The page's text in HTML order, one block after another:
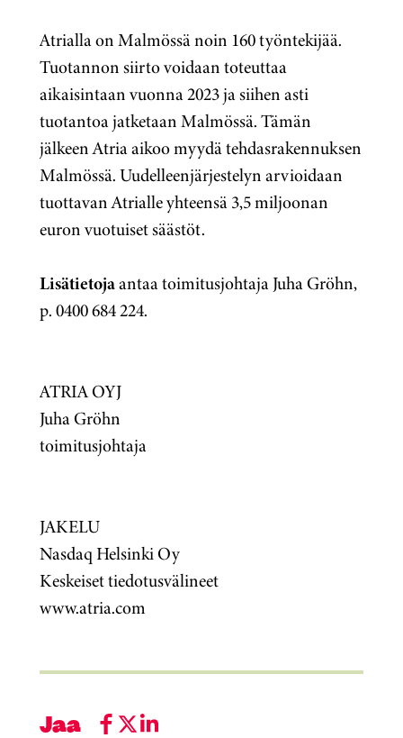
Atrialla on Malmössä noin 160 työntekijää.
Tuotannon siirto voidaan toteuttaa
aikaisintaan vuonna 2023 ja siihen asti
tuotantoa jatketaan Malmössä. Tämän
jälkeen Atria aikoo myydä tehdasrakennuksen
Malmössä. Uudelleenjärjestelyn arvioidaan
tuottavan Atrialle yhteensä 3,5 miljoonan
euron vuotuiset säästöt.
Lisätietojaantaa toimitusjohtaja Juha Gröhn,
p. 0400 684 224.
ATRIA OYJ
Juha Gröhn
toimitusjohtaja
JAKELU
Nasdaq Helsinki Oy
Keskeiset tiedotusvälineet
www.atria.com
Jaa